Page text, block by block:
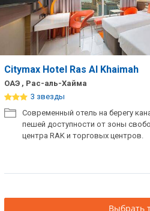
Citymax Hotel Ras Al Khaimah
ОАЭ , Рас-аль-Хайма
3 звезды
Современный отель на берегу
пешей доступности от зоны
центра RAK и торговых центров.
Выбрать